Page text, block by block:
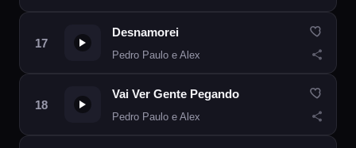
Desnamorei
Pedro Paulo e Alex
Vai Ver Gente Pegando
Pedro Paulo e Alex